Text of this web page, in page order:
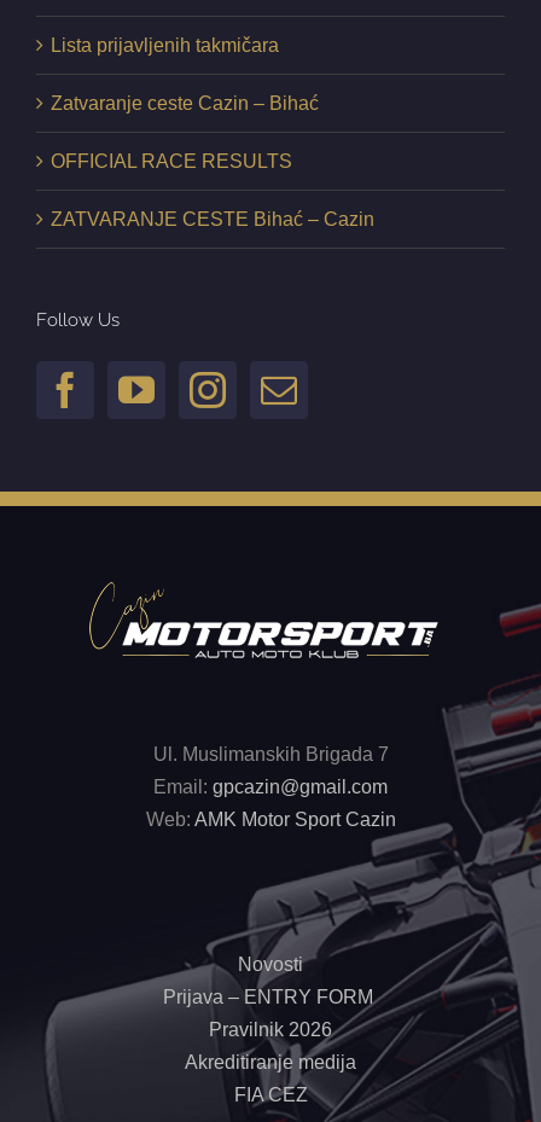
Lista prijavljenih takmičara
Zatvaranje ceste Cazin – Bihać
OFFICIAL RACE RESULTS
ZATVARANJE CESTE Bihać – Cazin
Follow Us
Ul. Muslimanskih Brigada 7
Email: gpcazin@gmail.com
Web: AMK Motor Sport Cazin
Novosti
Prijava – ENTRY FORM
Pravilnik 2026
Akreditiranje medija
FIA CEZ